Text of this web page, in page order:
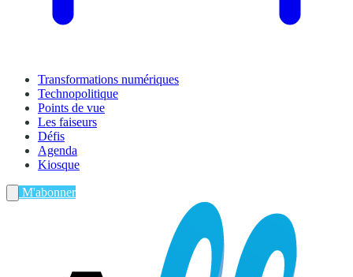
Transformations numériques
Technopolitique
Points de vue
Les faiseurs
Défis
Agenda
Kiosque
M'abonner